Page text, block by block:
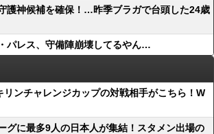
護神候補を確保！…昨季ブラガで台頭した24歳
パレス、守備陣崩壊してるやん…
リンチャレンジカップの対戦相手がこちら！W
グに最多9人の日本人が集結！スタメン出場の